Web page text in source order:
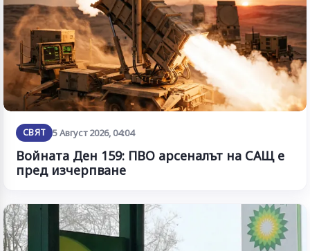
СВЯТ 5 Август 2026, 04:04
Войната Ден 159: ПВО арсеналът на САЩ е
пред изчерпване